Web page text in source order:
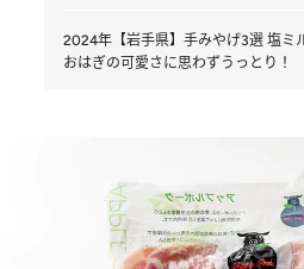
2024年【岩手県】手みやげ3選 塩ミ
おはぎの可愛さに思わずうっとり！